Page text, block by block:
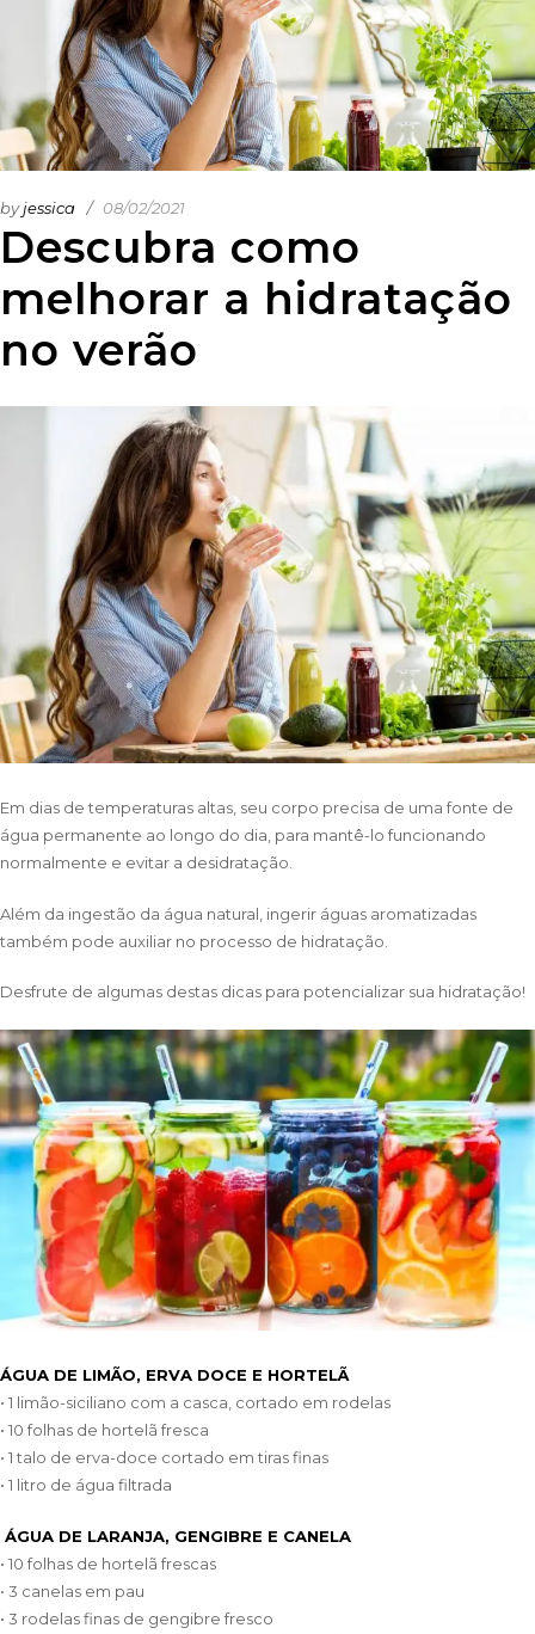
Descubra como
melhorar a hidratação
no verão
byjessica 08/02/2021
Em dias de temperaturas altas, seu corpo precisa de uma fonte de
água permanente ao longo do dia, para mantê-lo funcionando
normalmente e evitar a desidratação.
Além da ingestão da água natural, ingerir águas aromatizadas
também pode auxiliar no processo de hidratação.
Desfrute de algumas destas dicas para potencializar sua hidratação!
ÁGUA DE LIMÃO, ERVA DOCE E HORTELÃ
• 1 limão-siciliano com a casca, cortado em rodelas
• 10 folhas de hortelã fresca
• 1 talo de erva-doce cortado em tiras finas
• 1 litro de água filtrada
ÁGUA DE LARANJA, GENGIBRE E CANELA
• 10 folhas de hortelã frescas
• 3 canelas em pau
• 3 rodelas finas de gengibre fresco